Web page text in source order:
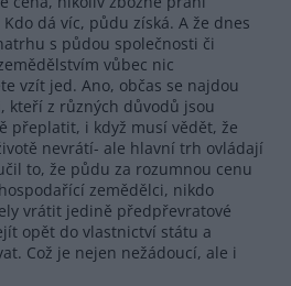
dá víc, půdu získá. A že dnes
s půdou společnosti či
vůbec nic
vzít jed. Ano, občas se najdou
kteří z různých důvodů jsou
přeplatit, i když musí vědět, že
nevrátí- ale hlavní trh ovládají
to, že půdu za rozumnou cenu
zemědělci, nikdo
vrátit jedině předpřevratové
opět do vlastnictví státu a
Což je nejen nežádoucí, ale i